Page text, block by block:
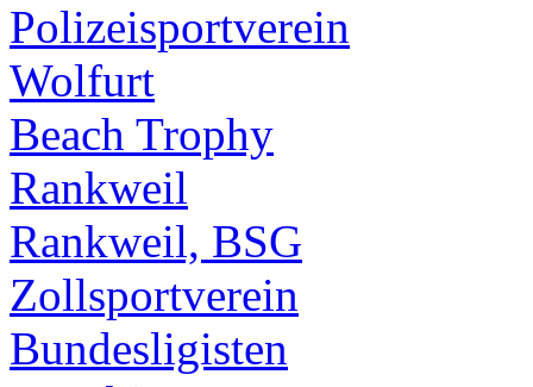
Polizeisportverein
Wolfurt
Beach Trophy
Rankweil
Rankweil, BSG
Zollsportverein
Bundesligisten